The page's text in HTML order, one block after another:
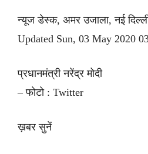
न्यूज डेस्क, अमर उजाला, नई
Updated Sun, 03 May 2020
प्रधानमंत्री नरेंद्र मोदी
– फोटो : Twitter
ख़बर सुनें